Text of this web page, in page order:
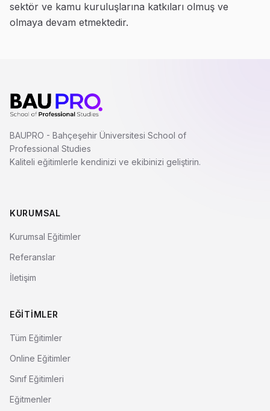
sektör ve kamu kuruluşlarına katkıları olmuş ve
olmaya devam etmektedir.
BAUPRO - Bahçeşehir Üniversitesi School of
Professional Studies
Kaliteli eğitimlerle kendinizi ve ekibinizi geliştirin.
KURUMSAL
Kurumsal Eğitimler
Referanslar
İletişim
EĞITIMLER
Tüm Eğitimler
Online Eğitimler
Sınıf Eğitimleri
Eğitmenler